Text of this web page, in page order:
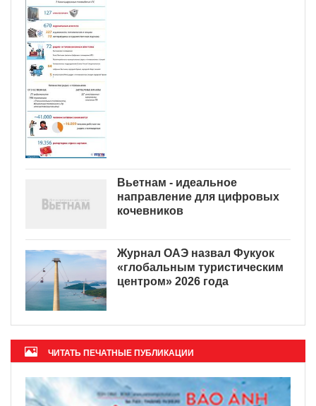
Вьетнам - идеальное
направление для цифровых
кочевников
Журнал ОАЭ назвал Фукуок
«глобальным туристическим
центром» 2026 года
ЧИТАТЬ ПЕЧАТНЫЕ ПУБЛИКАЦИИ